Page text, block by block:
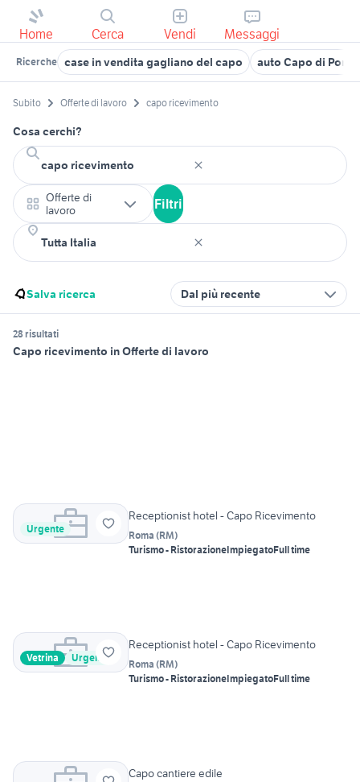
Home Cerca Vendi Messaggi
Ricerche case in vendita gagliano del capo auto Capo di Ponte
Subito Offerte di lavoro capo ricevimento
Cosa cerchi?
Offerte di
lavoro
Filtri
Salva ricerca Dal più recente
28 risultati
Capo ricevimento in Offerte di lavoro
Urgente
Receptionist hotel - Capo Ricevimento
Roma (RM)
Turismo - RistorazioneImpiegatoFull time
Vetrina Urgente
Receptionist hotel - Capo Ricevimento
Roma (RM)
Turismo - RistorazioneImpiegatoFull time
Capo cantiere edile